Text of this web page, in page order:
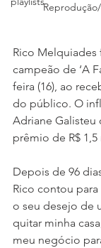
Rico
campeão de ‘A
feira (16), ao
do público. O
Adriane Galisteu
prêmio de R$
Depois de 96
Rico contou
o seu desejo de
quitar minha
meu negócio